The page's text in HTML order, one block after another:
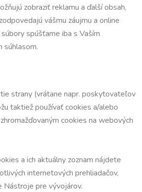
zobraziť reklamu a ďalší obsah,
vášmu záujmu a online
spúšťame iba s Vaším
súhlasom.
strany (vrátane napr. poskytovateľov
taktiež používať cookies a/alebo
cookies na webových
a ich aktuálny zoznam nájdete
internetových prehliadačov,
Nástroje pre vývojárov.